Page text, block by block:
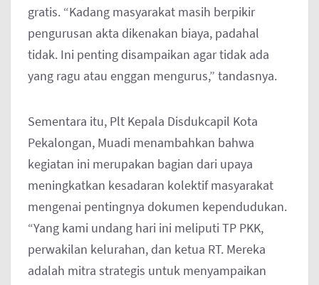
gratis. “Kadang masyarakat masih berpikir
pengurusan akta dikenakan biaya, padahal
tidak. Ini penting disampaikan agar tidak ada
yang ragu atau enggan mengurus,” tandasnya.
Sementara itu, Plt Kepala Disdukcapil Kota
Pekalongan, Muadi menambahkan bahwa
kegiatan ini merupakan bagian dari upaya
meningkatkan kesadaran kolektif masyarakat
mengenai pentingnya dokumen kependudukan.
“Yang kami undang hari ini meliputi TP PKK,
perwakilan kelurahan, dan ketua RT. Mereka
adalah mitra strategis untuk menyampaikan